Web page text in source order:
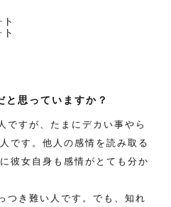
と思っていますか？
ですが、たまにデカい事やら
です。他人の感情を読み取る
彼女自身も感情がとても分か
つき難い人です。でも、知れ